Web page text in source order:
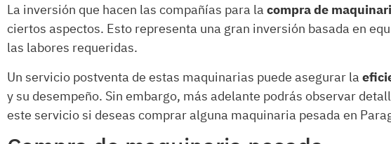
La inversión que hacen las compañías para lacompra de
ciertos aspectos. Esto representa una gran inversión basada en
las labores requeridas.
Un servicio postventa de estas maquinarias puede asegurar la
y su desempeño. Sin embargo, más adelante podrás observar
este servicio si deseas comprar alguna maquinaria pesada en